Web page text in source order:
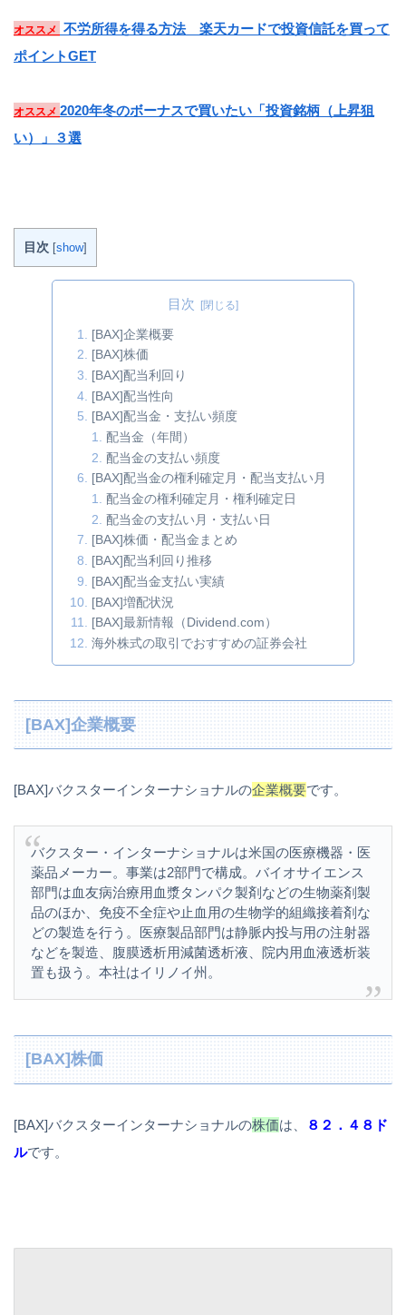
オススメ
不労所得を得る方法 楽天カードで投資信託を買って
ポイントGET
オススメ 2020年冬のボーナスで買いたい「投資銘柄（上昇狙
い）」３選
目次 [show]
目次
[BAX]企業概要
[BAX]株価
[BAX]配当利回り
[BAX]配当性向
[BAX]配当金・支払い頻度
配当金（年間）
配当金の支払い頻度
[BAX]配当金の権利確定月・配当支払い月
配当金の権利確定月・権利確定日
配当金の支払い月・支払い日
[BAX]株価・配当金まとめ
[BAX]配当利回り推移
[BAX]配当金支払い実績
[BAX]増配状況
[BAX]最新情報（Dividend.com）
海外株式の取引でおすすめの証券会社
[BAX]企業概要
[BAX]バクスターインターナショナルの企業概要です。
バクスター・インターナショナルは米国の医療機器・医
薬品メーカー。事業は2部門で構成。バイオサイエンス
部門は血友病治療用血漿タンパク製剤などの生物薬剤製
品のほか、免疫不全症や止血用の生物学的組織接着剤な
どの製造を行う。医療製品部門は静脈内投与用の注射器
などを製造、腹膜透析用減菌透析液、院内用血液透析装
置も扱う。本社はイリノイ州。
[BAX]株価
[BAX]バクスターインターナショナルの株価は、
８２．４８ド
ルです。